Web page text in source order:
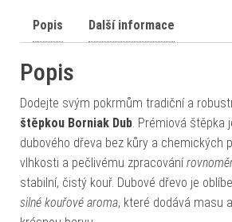
Popis Další informace
Popis
Dodejte svým pokrmům tradiční a
štěpkou Borniak Dub. Prémiová štěpka
dubového dřeva bez kůry a chemických
vlhkosti a pečlivému zpracování
stabilní, čistý kouř. Dubové dřevo je
silné kouřové aroma, které dodává masu